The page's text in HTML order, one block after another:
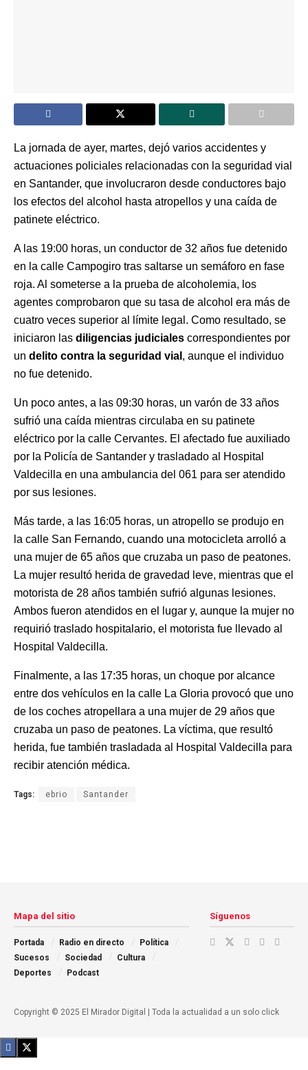
La jornada de ayer, martes, dejó varios accidentes y
actuaciones policiales relacionadas con la seguridad vial
en Santander, que involucraron desde conductores bajo
los efectos del alcohol hasta atropellos y una caída de
patinete eléctrico.
A las 19:00 horas, un conductor de 32 años fue detenido
en la calle Campogiro tras saltarse un semáforo en fase
roja. Al someterse a la prueba de alcoholemia, los
agentes comprobaron que su tasa de alcohol era más de
cuatro veces superior al límite legal. Como resultado, se
iniciaron las diligencias judiciales correspondientes por
un delito contra la seguridad vial , aunque el individuo
no fue detenido.
Un poco antes, a las 09:30 horas, un varón de 33 años
sufrió una caída mientras circulaba en su patinete
eléctrico por la calle Cervantes. El afectado fue auxiliado
por la Policía de Santander y trasladado al Hospital
Valdecilla en una ambulancia del 061 para ser atendido
por sus lesiones.
Más tarde, a las 16:05 horas, un atropello se produjo en
la calle San Fernando, cuando una motocicleta arrolló a
una mujer de 65 años que cruzaba un paso de peatones.
La mujer resultó herida de gravedad leve, mientras que el
motorista de 28 años también sufrió algunas lesiones.
Ambos fueron atendidos en el lugar y, aunque la mujer no
requirió traslado hospitalario, el motorista fue llevado al
Hospital Valdecilla.
Finalmente, a las 17:35 horas, un choque por alcance
entre dos vehículos en la calle La Gloria provocó que uno
de los coches atropellara a una mujer de 29 años que
cruzaba un paso de peatones. La víctima, que resultó
herida, fue también trasladada al Hospital Valdecilla para
recibir atención médica.
Tags: ebrio Santander
Copyright © 2025 El Mirador Digital | Toda la actualidad a un solo click
Mapa del sitio
Portada Radio en directo
Política
Sucesos
Sociedad
Cultura
Deportes
Podcast
Síguenos